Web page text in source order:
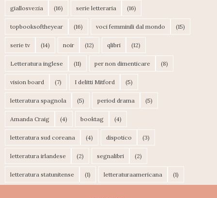
giallosvezia (16) serie letteraria (16)
topbooksoftheyear (16) voci femminili dal mondo (15)
serie tv (14) noir (12) qlibri (12)
Letteratura inglese (11) per non dimenticare (8)
vision board (7) I delitti Mitford (5)
letteratura spagnola (5) period drama (5)
Amanda Craig (4) booktag (4)
letteratura sud coreana (4) dispotico (3)
letteratura irlandese (2) segnalibri (2)
letteratura statunitense (1) letteraturaamericana (1)